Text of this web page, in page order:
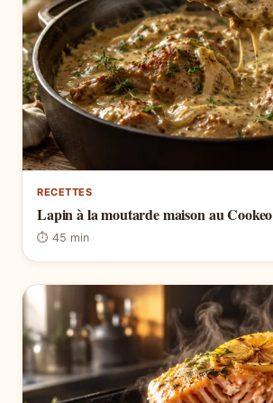
RECETTES
Lapin à la moutarde maison au Cookeo
⏱ 45 min